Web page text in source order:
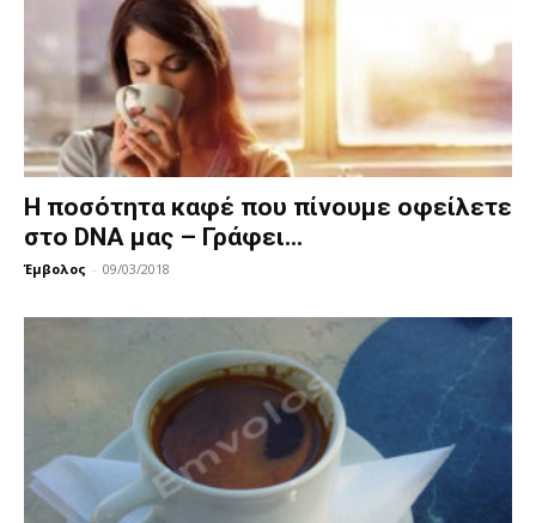
Η ποσότητα καφέ που πίνουμε οφείλετε
στο DNA μας – Γράφει...
Έμβολος - 09/03/2018